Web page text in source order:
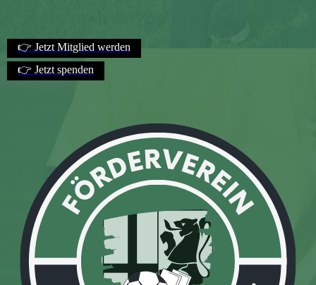
👉 Jetzt Mitglied werden
👉 Jetzt spenden